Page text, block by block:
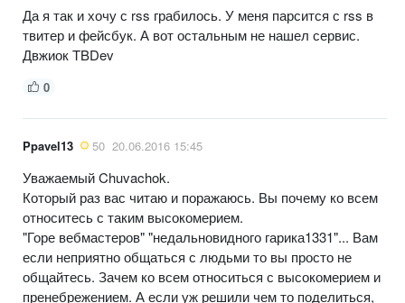
Да я так и хочу с rss грабилось. У меня парсится с rss в
твитер и фейсбук. А вот остальным не нашел сервис.
Двжиок TBDev
0
Ppavel13 50 20.06.2016 15:45
Уважаемый Chuvachok.
Который раз вас читаю и поражаюсь. Вы почему ко всем
относитесь с таким высокомерием.
"Горе вебмастеров" "недальновидного гарика1331"... Вам
если неприятно общаться с людьми то вы просто не
общайтесь. Зачем ко всем относиться с высокомерием и
пренебрежением. А если уж решили чем то поделиться,